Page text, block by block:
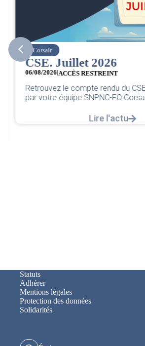
Corsair
CSE. Juillet 2026
06/08/2026|ACCÈS RESTREINT
Retrouvez le compte rendu du
par votre équipe SNPNC-FO
Lire l'actu
Statuts
Adhérer
Mentions légales
Protection des données
Solidarités